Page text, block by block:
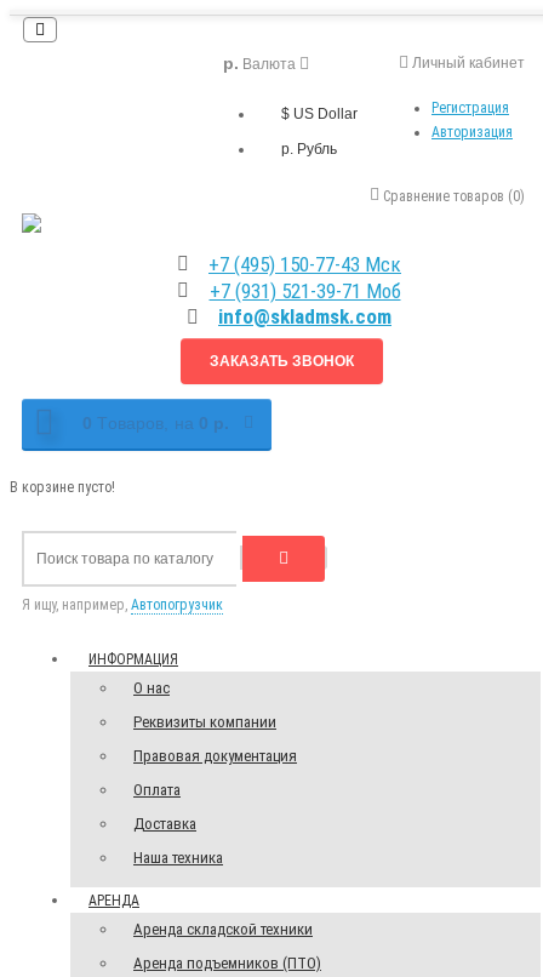
Личный кабинет
Регистрация
Авторизация
р. Валюта
$ US Dollar
р. Рубль
Сравнение товаров (0)
+7 (495) 150-77-43 Мск
+7 (931) 521-39-71 Моб
info@skladmsk.com
ЗАКАЗАТЬ ЗВОНОК
0 Tоваров, на 0 р.
В корзине пусто!
Я ищу, например, Автопогрузчик
ИНФОРМАЦИЯ
О нас
Реквизиты компании
Правовая документация
Оплата
Доставка
Наша техника
АРЕНДА
Аренда складской техники
Аренда подъемников (ПТО)